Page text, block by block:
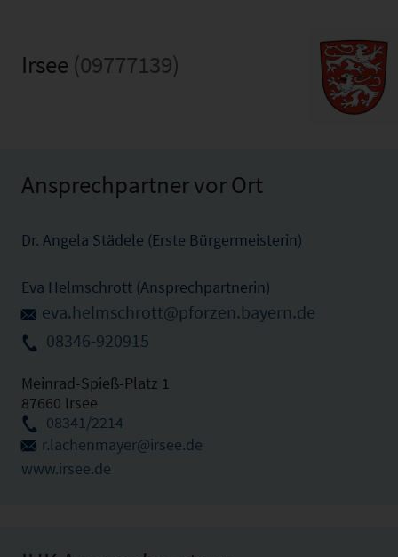
Irsee (09777139)
Ansprechpartner vor Ort
Dr. Angela Städele (Erste Bürgermeisterin)
Eva Helmschrott (Ansprechpartnerin)
eva.helmschrott@pforzen.bayern.de
08346-920915
Meinrad-Spieß-Platz 1
87660 Irsee
08341/2214
r.lachenmayer@irsee.de
www.irsee.de